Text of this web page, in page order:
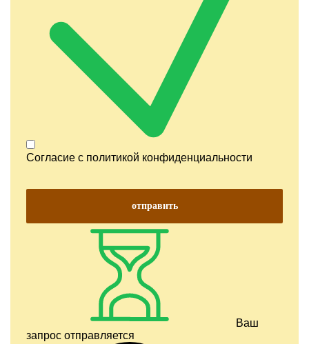
Согласие с политикой конфиденциальности
отправить
Ваш
запрос отправляется